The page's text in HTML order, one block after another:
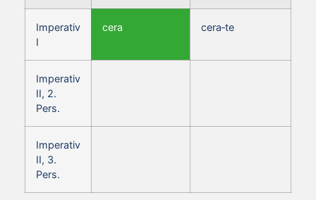
Imperativ
I
cera cera‑te
Imperativ
II, 2.
Pers.
Imperativ
II, 3.
Pers.